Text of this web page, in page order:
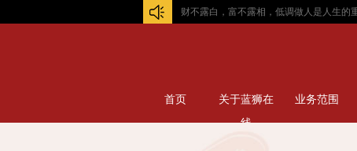
财不露白，富不露相，低调做人是人生的重要
首页
关于蓝狮在
线
业务范围